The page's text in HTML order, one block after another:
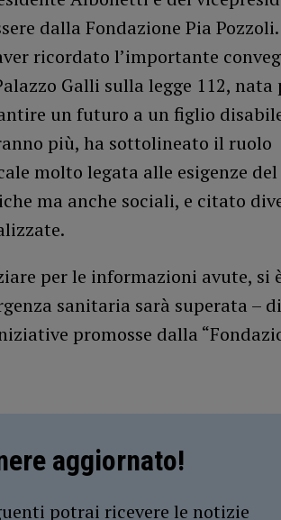
dalla Fondazione Pia
ricordato l’importante
Galli sulla legge 112, nata
un futuro a un figlio
più, ha sottolineato il ruolo
molto legata alle esigenze del
ma anche sociali, e citato
per le informazioni avute, si
sanitaria sarà superata – di
promosse dalla
aggiornato!
potrai ricevere le notizie